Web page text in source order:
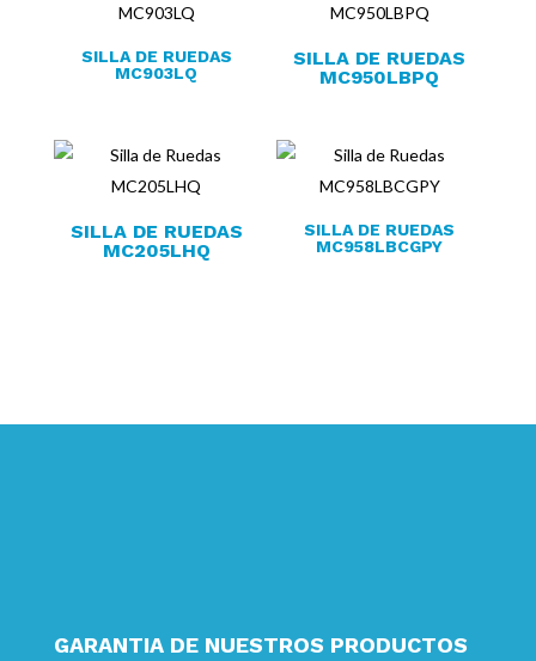
SILLA DE RUEDAS
MC903LQ
SILLA DE RUEDAS
MC950LBPQ
SILLA DE RUEDAS
MC205LHQ
SILLA DE RUEDAS
MC958LBCGPY
GARANTIA DE NUESTROS PRODUCTOS